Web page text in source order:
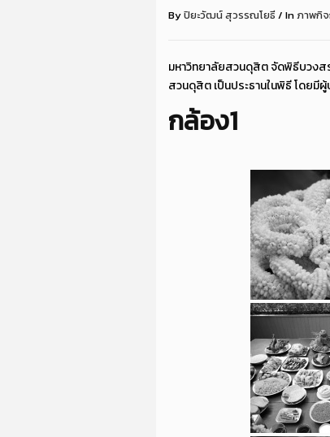
Byปิยะวัฒน์ สุวรรณโยธี/ Inภาพกิ
มหาวิทยาลัยสวนดุสิต จัดพิธีบวงส
สวนดุสิต เป็นประธานในพิธี โดยมี
กล้อง1